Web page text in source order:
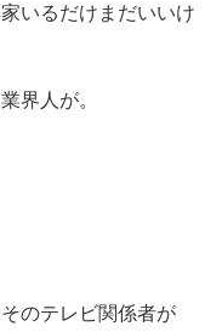
いるだけまだいいけ
界人が。
のテレビ関係者が